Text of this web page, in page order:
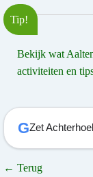
Tip!
Bekijk wat
activiteiten en
GZet
← Terug